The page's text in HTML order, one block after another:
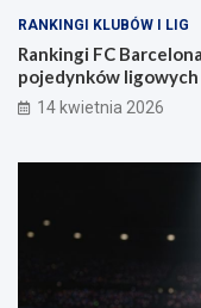
RANKINGI KLUBÓW I LIG
Rankingi FC
pojedynków ligowych
14 kwietnia 2026